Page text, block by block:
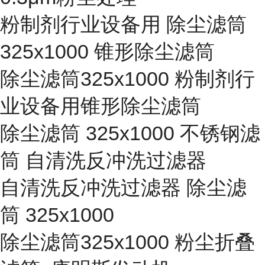
粉制剂行业设备用 除尘滤筒
325x1000 锥形除尘滤筒
除尘滤筒325x1000 粉制剂行
业设备用锥形除尘滤筒
除尘滤筒 325x1000 不锈钢滤
筒 自清洗反冲洗过滤器
自清洗反冲洗过滤器 除尘滤
筒 325x1000
除尘滤筒325x1000 粉尘折叠